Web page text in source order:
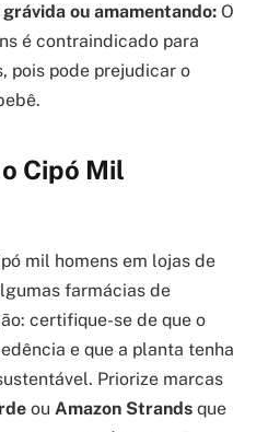
ou amamentando: O
é contraindicado para
pois pode prejudicar o
Cipó Mil
mil homens em lojas de
farmácias de
certifique-se de que o
e que a planta tenha
Priorize marcas
ou Amazon Strands que